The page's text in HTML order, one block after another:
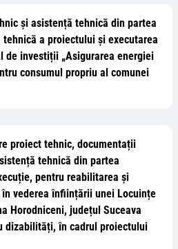
și asistență tehnică din partea
a proiectului și executarea
de investiții „Asigurarea energiei
consumul propriu al comunei
proiect tehnic, documentații
tehnică din partea
pentru reabilitarea și
vederea înființării unei Locuințe
Horodniceni, județul Suceava
dizabilități, în cadrul proiectului